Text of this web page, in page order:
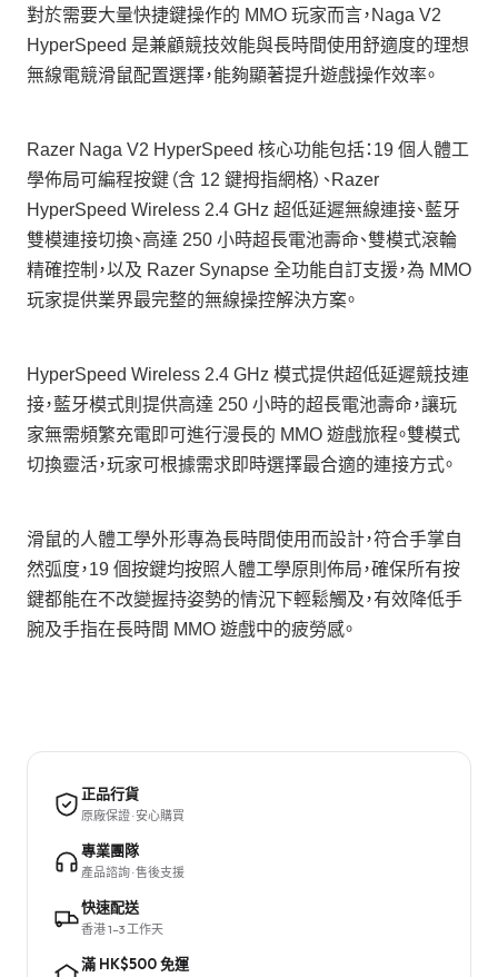
對於需要大量快捷鍵操作的 MMO 玩家而言，Naga V2
HyperSpeed 是兼顧競技效能與長時間使用舒適度的理想
無線電競滑鼠配置選擇，能夠顯著提升遊戲操作效率。
Razer Naga V2 HyperSpeed 核心功能包括：19 個人體工
學佈局可編程按鍵（含 12 鍵拇指網格）、Razer
HyperSpeed Wireless 2.4 GHz 超低延遲無線連接、藍牙
雙模連接切換、高達 250 小時超長電池壽命、雙模式滾輪
精確控制，以及 Razer Synapse 全功能自訂支援，為 MMO
玩家提供業界最完整的無線操控解決方案。
HyperSpeed Wireless 2.4 GHz 模式提供超低延遲競技連
接，藍牙模式則提供高達 250 小時的超長電池壽命，讓玩
家無需頻繁充電即可進行漫長的 MMO 遊戲旅程。雙模式
切換靈活，玩家可根據需求即時選擇最合適的連接方式。
滑鼠的人體工學外形專為長時間使用而設計，符合手掌自
然弧度，19 個按鍵均按照人體工學原則佈局，確保所有按
鍵都能在不改變握持姿勢的情況下輕鬆觸及，有效降低手
腕及手指在長時間 MMO 遊戲中的疲勞感。
正品行貨
原廠保證 · 安心購買
專業團隊
產品諮詢 · 售後支援
快速配送
香港 1–3 工作天
滿 HK$500 免運